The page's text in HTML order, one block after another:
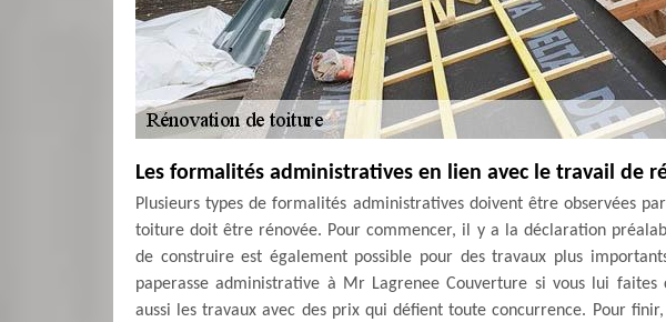
Les formalités administratives en lien avec le travail de
Plusieurs types de formalités administratives doivent être observées
toiture doit être rénovée. Pour commencer, il y a la déclaration
de construire est également possible pour des travaux plus
paperasse administrative à Mr Lagrenee Couverture si vous lui
aussi les travaux avec des prix qui défient toute concurrence. Pour